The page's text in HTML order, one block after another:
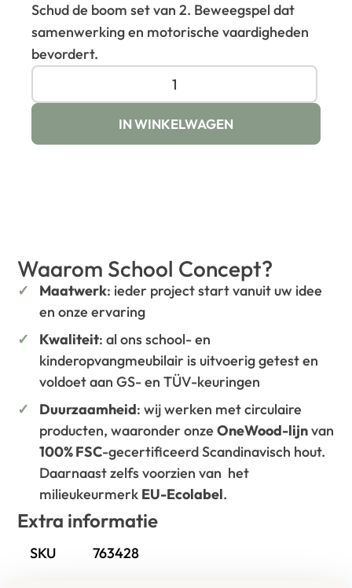
Schud de boom set van 2. Beweegspel dat
samenwerking en motorische vaardigheden
bevordert.
IN WINKELWAGEN
Waarom School Concept?
Maatwerk: ieder project start vanuit uw idee
en onze ervaring
Kwaliteit: al ons school- en
kinderopvangmeubilair is uitvoerig getest en
voldoet aan GS- en TÜV-keuringen
Duurzaamheid: wij werken met circulaire
producten, waaronder onzeOneWood-lijnvan
100% FSC-gecertificeerd Scandinavisch hout.
Daarnaast zelfs voorzien van het
milieukeurmerk EU-Ecolabel.
Extra informatie
SKU 763428